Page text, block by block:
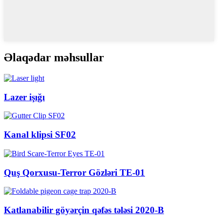
Əlaqədar məhsullar
Lazer işığı
Kanal klipsi SF02
Quş Qorxusu-Terror Gözləri TE-01
Katlanabilir göyərçin qəfəs tələsi 2020-B